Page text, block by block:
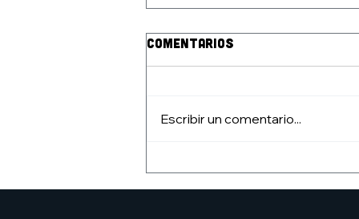
Comentarios
Escribir un comentario...